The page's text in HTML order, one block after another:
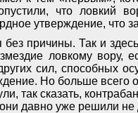
что ловкий
утверждение, что
без причины. Так и
ловкому вору,
сил, способных
Но больше
так сказать,
они давно уже решили